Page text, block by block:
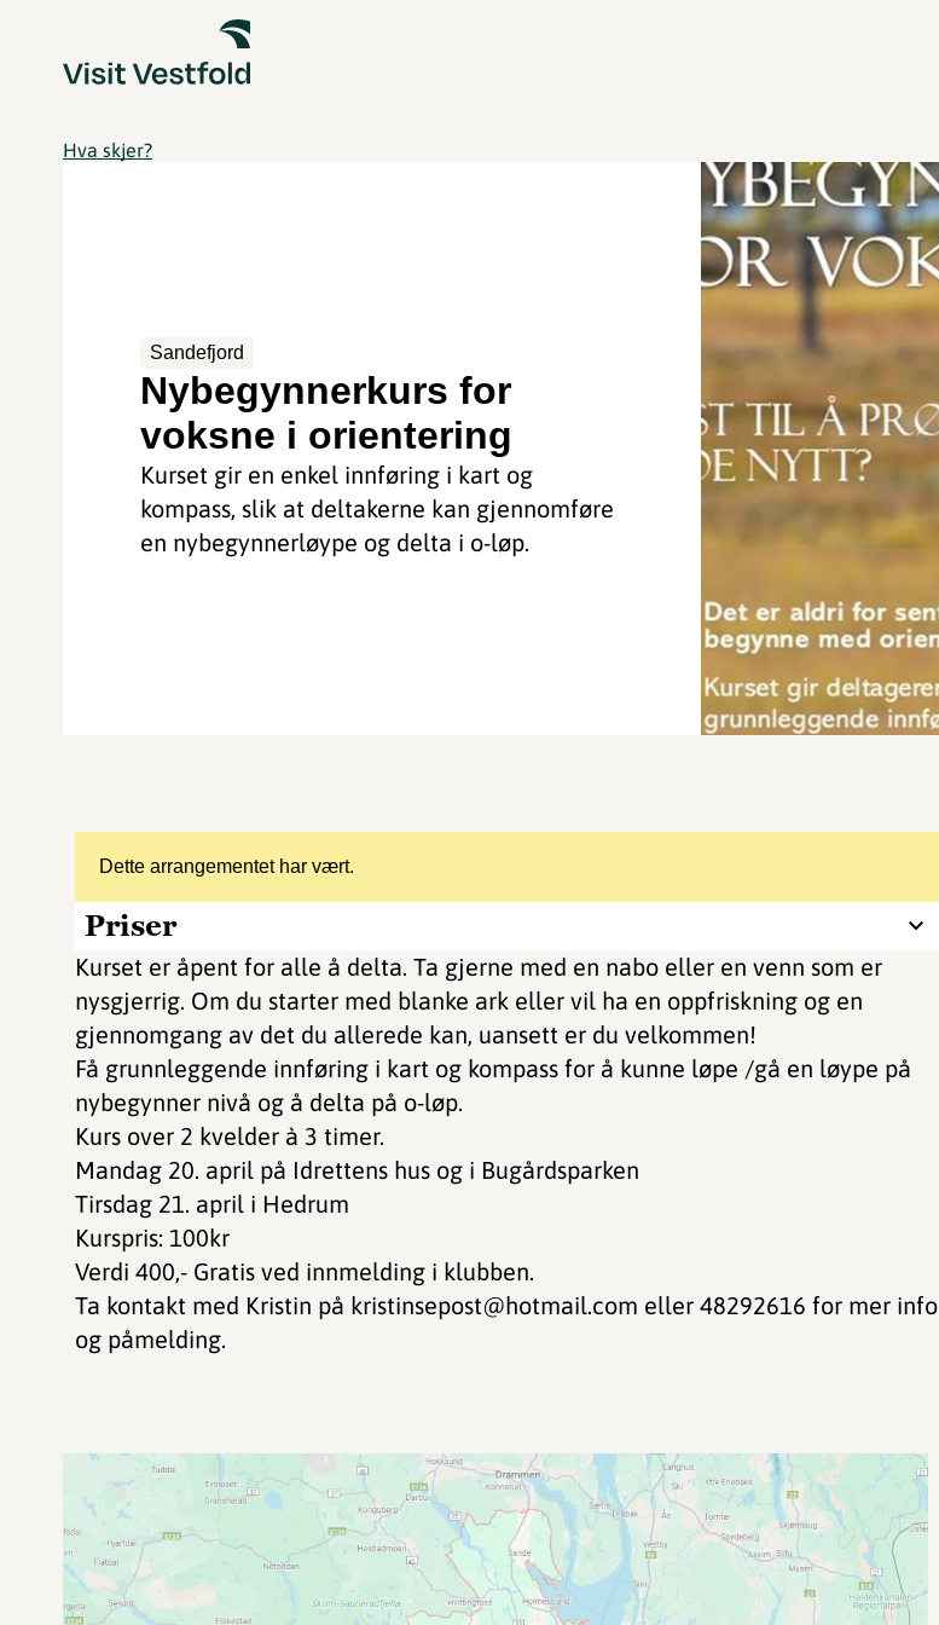
Hva skjer?
Sandefjord
Nybegynnerkurs for
voksne i orientering
Kurset gir en enkel innføring i kart og
kompass, slik at deltakerne kan gjennomføre
en nybegynnerløype og delta i o-løp.
Dette arrangementet har vært.
Priser
Kurset er åpent for alle å delta. Ta gjerne med en nabo eller en venn som er
nysgjerrig. Om du starter med blanke ark eller vil ha en oppfriskning og en
gjennomgang av det du allerede kan, uansett er du velkommen!
Få grunnleggende innføring i kart og kompass for å kunne løpe /gå en løype på
nybegynner nivå og å delta på o-løp.
Kurs over 2 kvelder à 3 timer.
Mandag 20. april på Idrettens hus og i Bugårdsparken
Tirsdag 21. april i Hedrum
Kurspris: 100kr
Verdi 400,- Gratis ved innmelding i klubben.
Ta kontakt med Kristin på kristinsepost@hotmail.com eller 48292616 for mer info
og påmelding.